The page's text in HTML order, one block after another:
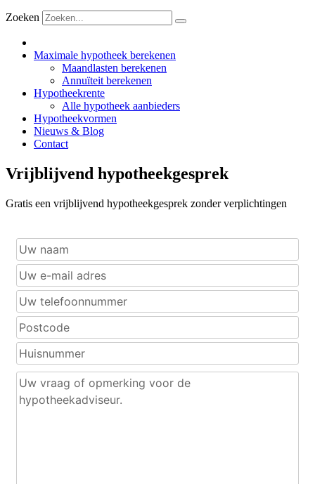
Zoeken
Maximale hypotheek berekenen
Maandlasten berekenen
Annuïteit berekenen
Hypotheekrente
Alle hypotheek aanbieders
Hypotheekvormen
Nieuws & Blog
Contact
Vrijblijvend hypotheekgesprek
Gratis een vrijblijvend hypotheekgesprek zonder verplichtingen